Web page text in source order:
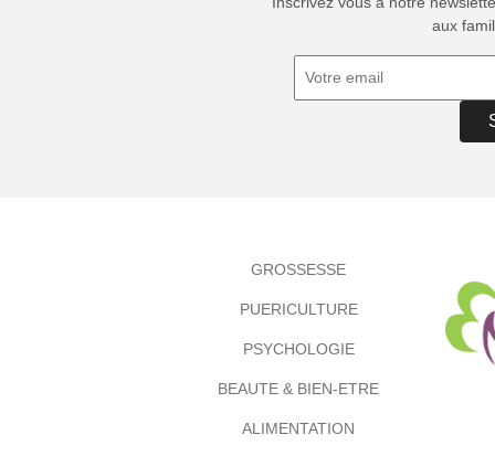
aux
GROSSESSE
PUERICULTURE
PSYCHOLOGIE
BEAUTE & BIEN-ETRE
ALIMENTATION